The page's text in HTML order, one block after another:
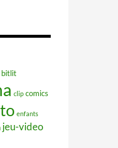
bitlit
clip comics
enfants
jeu-video